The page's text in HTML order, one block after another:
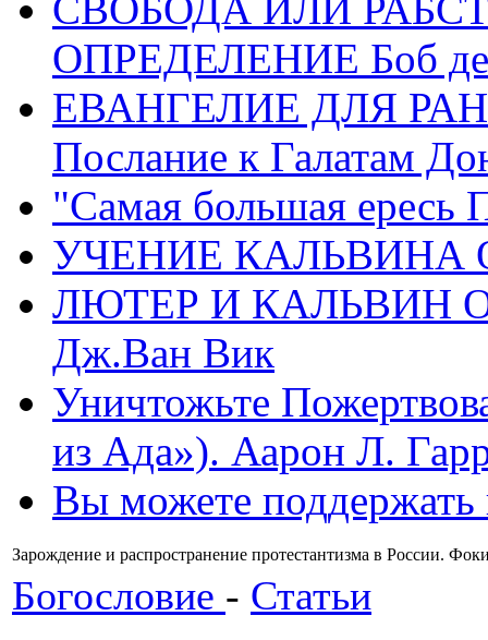
ОПРЕДЕЛЕНИЕ Боб де
ЕВАНГЕЛИЕ ДЛЯ
Послание к Галатам
"Самая большая ересь
УЧЕНИЕ КАЛЬВИНА
ЛЮТЕР И КАЛЬВИН
Дж.Ван Вик
Уничтожьте
из Ада»). Аарон Л.
Вы можете
Зарождение и распространение протестантизма в России.
Богословие - Статьи